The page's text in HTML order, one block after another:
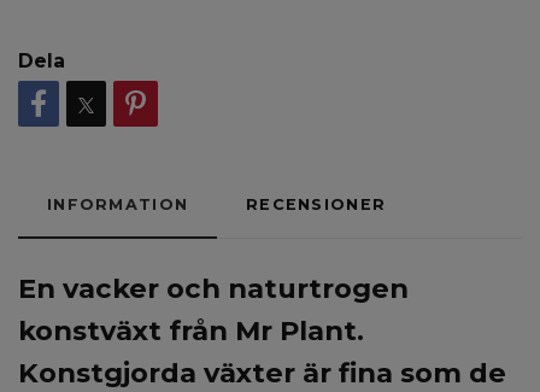
Dela
INFORMATION RECENSIONER
En vacker och naturtrogen
konstväxt från Mr Plant.
Konstgjorda växter är fina som de